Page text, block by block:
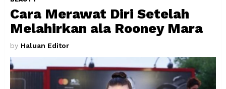
Cara Merawat Diri Setelah
Melahirkan ala Rooney Mara
by Haluan Editor